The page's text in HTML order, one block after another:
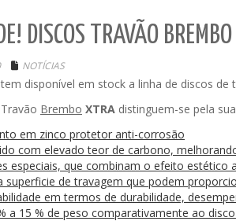
DISCOS TRAVÃO
NOTÍCIAS
disponível em stock a linha de discos de
Brembo XTRA distinguem-se pela
em zinco protetor anti-corrosão
com elevado teor de carbono,
especiais, que combinam o efeito
superficie de travagem que podem
em termos de durabilidade,
a 15 % de peso comparativamente ao